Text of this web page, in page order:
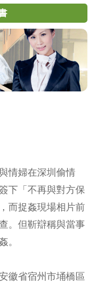
情婦在深圳偷情
下「不再與對方保
而捉姦現場相片前
。但靳辯稱與當事
。
徽省宿州市埇橋區